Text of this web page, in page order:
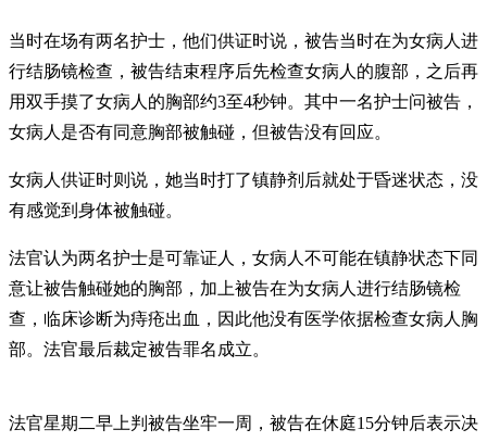
当时在场有两名护士，他们供证时说，被告当时在为女病人进
行结肠镜检查，被告结束程序后先检查女病人的腹部，之后再
用双手摸了女病人的胸部约3至4秒钟。其中一名护士问被告，
女病人是否有同意胸部被触碰，但被告没有回应。
女病人供证时则说，她当时打了镇静剂后就处于昏迷状态，没
有感觉到身体被触碰。
法官认为两名护士是可靠证人，女病人不可能在镇静状态下同
意让被告触碰她的胸部，加上被告在为女病人进行结肠镜检
查，临床诊断为痔疮出血，因此他没有医学依据检查女病人胸
部。法官最后裁定被告罪名成立。
法官星期二早上判被告坐牢一周，被告在休庭15分钟后表示决